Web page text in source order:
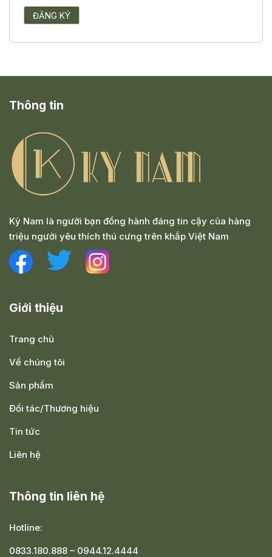
ĐĂNG KÝ
Thông tin
Kỳ Nam là người bạn đồng hành đáng tin cậy của hàng
triệu người yêu thích thú cưng trên khắp Việt Nam
Giới thiệu
Trang chủ
Về chúng tôi
Sản phẩm
Đối tác/Thương hiệu
Tin tức
Liên hệ
Thông tin liên hệ
Hotline:
0833.180.888 – 0944.12.4444